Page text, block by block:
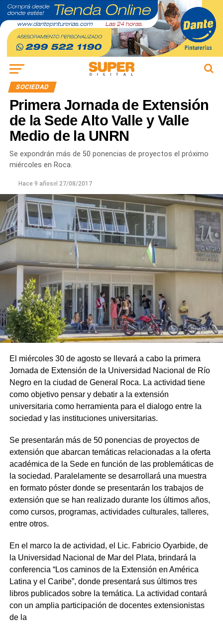
SOCIEDAD
Primera Jornada de Extensión
de la Sede Alto Valle y Valle
Medio de la UNRN
Se expondrán más de 50 ponencias de proyectos el próximo
miércoles en Roca.
Hace 9 añosel 27/08/2017
El miércoles 30 de agosto se llevará a cabo la primera
Jornada de Extensión de la Universidad Nacional de Río
Negro en la ciudad de General Roca. La actividad tiene
como objetivo pensar y debatir a la extensión
universitaria como herramienta para el dialogo entre la
sociedad y las instituciones universitarias.
Se presentarán más de 50 ponencias de proyectos de
extensión que abarcan temáticas relacionadas a la oferta
académica de la Sede en función de las problemáticas de
la sociedad. Paralelamente se desarrollará una muestra
en formato póster donde se presentarán los trabajos de
extensión que se han realizado durante los últimos años,
como cursos, programas, actividades culturales, talleres,
entre otros.
En el marco la de actividad, el Lic. Fabricio Oyarbide, de
la Universidad Nacional de Mar del Plata, brindará la
conferencia “Los caminos de la Extensión en América
Latina y el Caribe”, donde presentará sus últimos tres
libros publicados sobre la temática. La actividad contará
con un amplia participación de docentes extensionistas
de la